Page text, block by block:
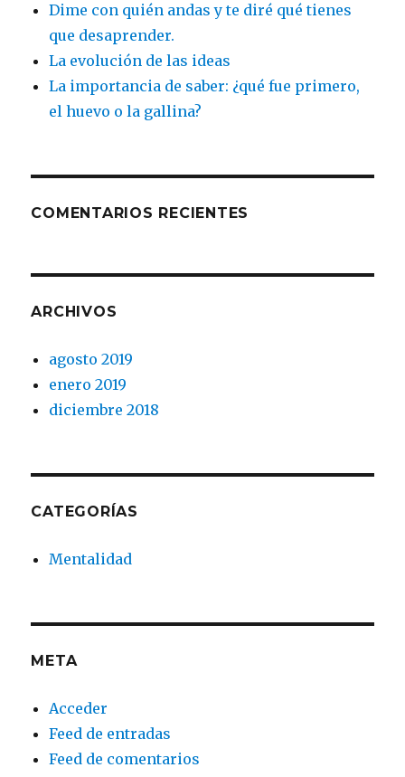
Dime con quién andas y te diré qué tienes
que desaprender.
La evolución de las ideas
La importancia de saber: ¿qué fue primero,
el huevo o la gallina?
COMENTARIOS RECIENTES
ARCHIVOS
agosto 2019
enero 2019
diciembre 2018
CATEGORÍAS
Mentalidad
META
Acceder
Feed de entradas
Feed de comentarios